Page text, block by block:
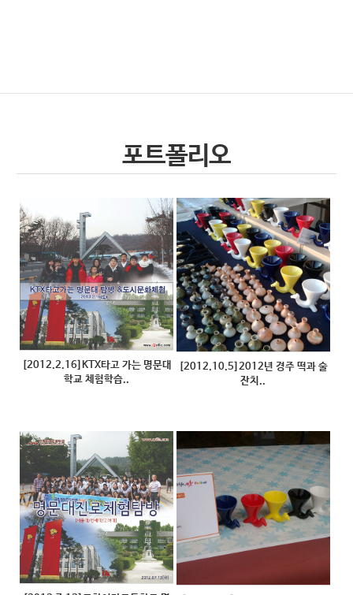
포트폴리오
[2012.2.16]KTX타고 가는 명문대
학교 체험학습..
[2012.10.5]2012년 경주 떡과 술
잔치..